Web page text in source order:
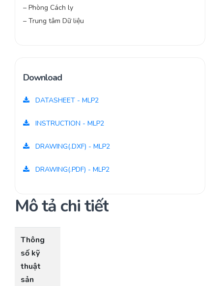
– Phòng Cách ly
– Trung tâm Dữ liệu
Download
DATASHEET - MLP2
INSTRUCTION - MLP2
DRAWING(.DXF) - MLP2
DRAWING(.PDF) - MLP2
Mô tả chi tiết
Thông
số kỹ
thuật
sản